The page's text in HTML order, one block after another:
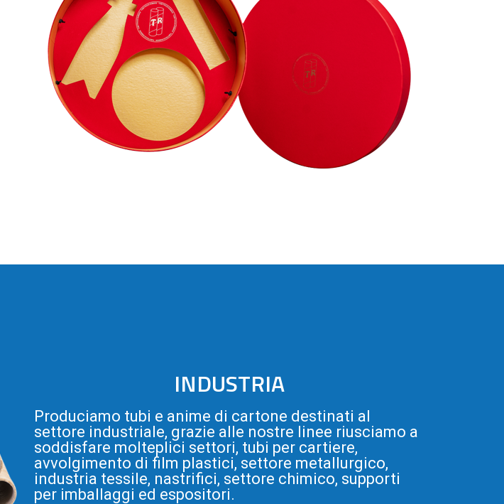
INDUSTRIA
Produciamo tubi e anime di cartone destinati al
settore industriale, grazie alle nostre linee riusciamo a
soddisfare molteplici settori, tubi per cartiere,
avvolgimento di film plastici, settore metallurgico,
industria tessile, nastrifici, settore chimico, supporti
per imballaggi ed espositori.